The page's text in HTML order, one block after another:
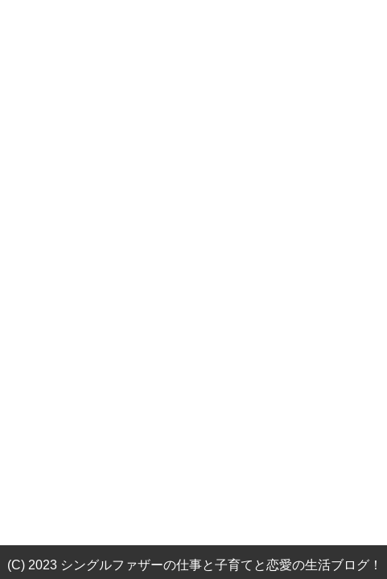
(C) 2023 シングルファザーの仕事と子育てと恋愛の生活ブログ！